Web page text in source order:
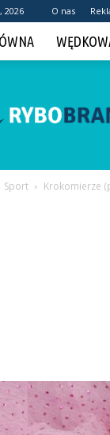
2026 O nas
Sport Krokomierze